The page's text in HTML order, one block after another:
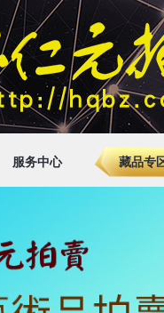
服务中心 藏品专